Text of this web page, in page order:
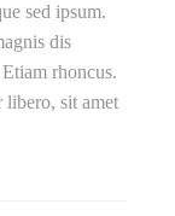
sed ipsum.
dis
rhoncus.
libero, sit amet